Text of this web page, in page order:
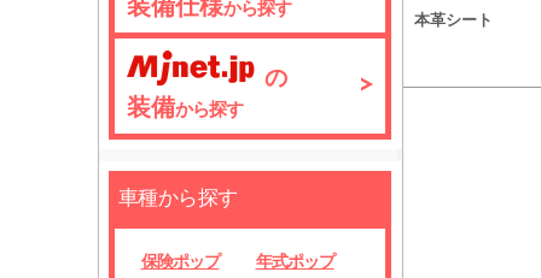
本革シート
装備仕様から探す
の
装備から探す
車種から探す
保険ポップ 年式ポップ